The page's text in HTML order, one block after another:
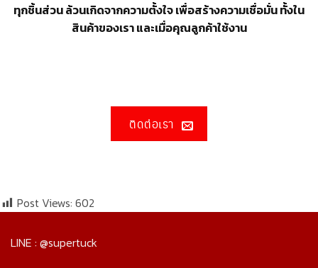
ทุกชิ้นส่วน ล้วนเกิดจากความตั้งใจ เพื่อสร้างความเชื่อมั่น ทั้งใน
สินค้าของเรา และเมื่อคุณลูกค้าใช้งาน
ติดต่อเรา
Post Views: 602
LINE : @supertuck